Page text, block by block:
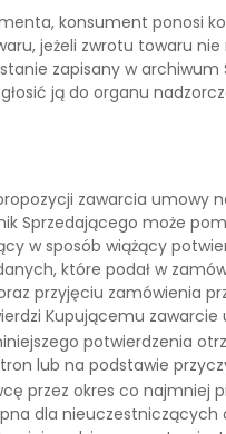
konsument ponosi
jeżeli zwrotu towaru
zapisany w archiwum
ją do organu
zawarcia
Sprzedającego może
w sposób wiążący
które podał w
przyjęciu zamówienia
Kupującemu
potwierdzenia
lub na podstawie
przez okres co najmniej
dla